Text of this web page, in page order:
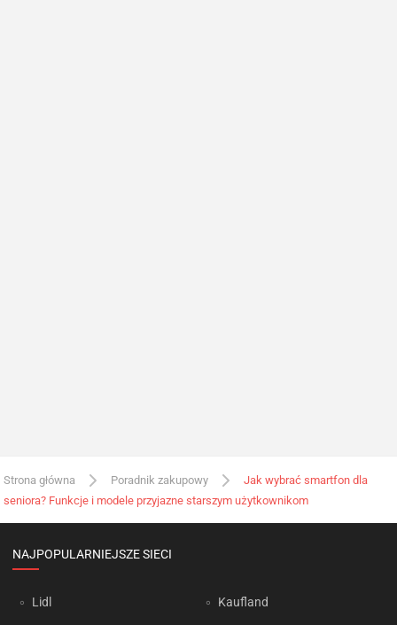
Strona główna Poradnik zakupowy
Jak wybrać smartfon dla
seniora? Funkcje i modele przyjazne starszym użytkownikom
NAJPOPULARNIEJSZE SIECI
Lidl Kaufland